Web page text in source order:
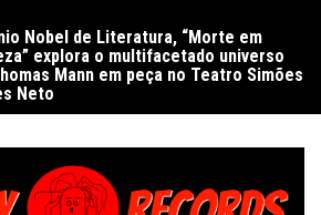
Nobel de Literatura, “Morte em
explora o multifacetado universo
Mann em peça no Teatro Simões
Neto